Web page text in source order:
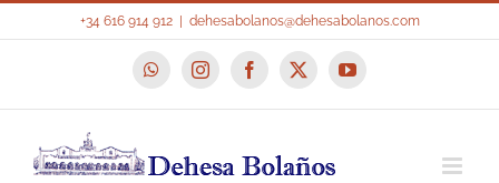
+34 616 914 912 dehesabolanos@dehesabolanos.com
WhatsAppInstagramFacebook
X YouTube